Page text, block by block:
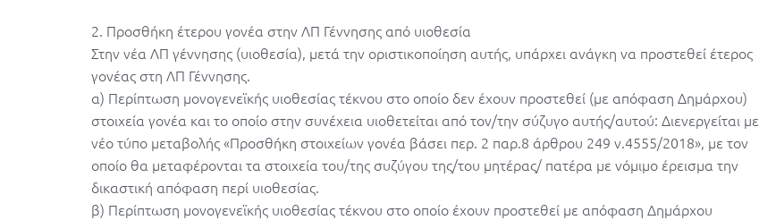
2. Προσθήκη έτερου γονέα στην ΛΠ Γέννησης από υιοθεσία
Στην νέα ΛΠ γέννησης (υιοθεσία), μετά την οριστικοποίηση αυτής, υπάρχει ανάγκη να προστεθεί έτερος
γονέας στη ΛΠ Γέννησης.
α) Περίπτωση μονογενεϊκής υιοθεσίας τέκνου στο οποίο δεν έχουν προστεθεί (με απόφαση Δημάρχου)
στοιχεία γονέα και το οποίο στην συνέχεια υιοθετείται από τον/την σύζυγο αυτής/αυτού: Διενεργείται με
νέο τύπο μεταβολής «Προσθήκη στοιχείων γονέα βάσει περ. 2 παρ.8 άρθρου 249 ν.4555/2018», με τον
οποίο θα μεταφέρονται τα στοιχεία του/της συζύγου της/του μητέρας/ πατέρα με νόμιμο έρεισμα την
δικαστική απόφαση περί υιοθεσίας.
β) Περίπτωση μονογενεϊκής υιοθεσίας τέκνου στο οποίο έχουν προστεθεί με απόφαση Δημάρχου